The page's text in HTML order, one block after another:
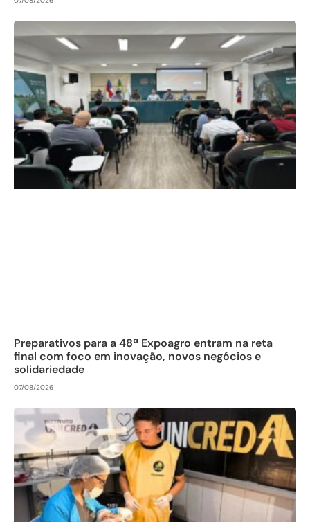
Preparativos para a 48ª Expoagro entram na reta
final com foco em inovação, novos negócios e
solidariedade
07/08/2026